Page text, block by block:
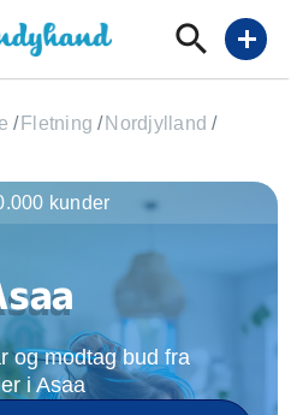
add
/ Fletning / Nordjylland /
og modtag bud fra
i Asaa
kunder